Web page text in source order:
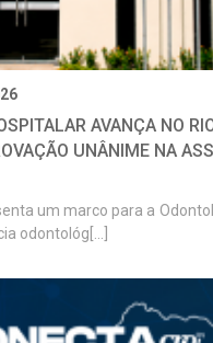
AVANÇA NO
UNÂNIME NA
um marco para a
odontológ[...]